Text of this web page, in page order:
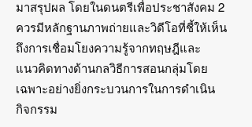
มาสรุปผล โดยในดนตรีเพื่อประชาสังคม 2
ควรมีหลักฐานภาพถ่ายและวิดีโอที่ชี้ให้เห็น
ถึงการเชื่อมโยงความรู้จากทฤษฎีและ
แนวคิดทางด้านกลวิธีการสอนกลุ่มโดย
เฉพาะอย่างยิ่งกระบวนการในการดำเนิน
กิจกรรม